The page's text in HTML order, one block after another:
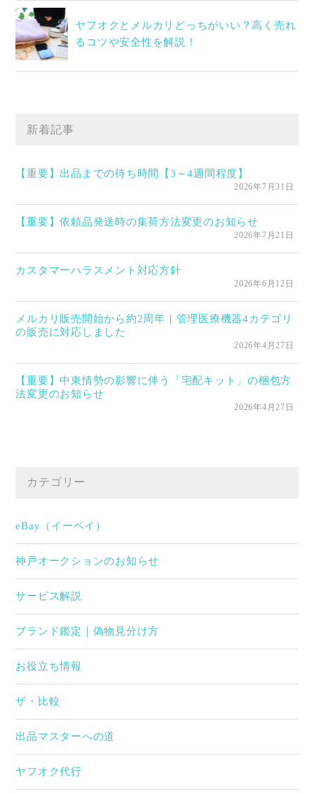
ヤフオクとメルカリどっちがいい？高く売れ
るコツや安全性を解説！
新着記事
【重要】出品までの待ち時間【3～4週間程度】
2026年7月31日
【重要】依頼品発送時の集荷方法変更のお知らせ
2026年7月21日
カスタマーハラスメント対応方針
2026年6月12日
メルカリ販売開始から約2周年｜管理医療機器4カテゴリ
の販売に対応しました
2026年4月27日
【重要】中東情勢の影響に伴う「宅配キット」の梱包方
法変更のお知らせ
2026年4月27日
カテゴリー
eBay（イーベイ）
神戸オークションのお知らせ
サービス解説
ブランド鑑定｜偽物見分け方
お役立ち情報
ザ・比較
出品マスターへの道
ヤフオク代行